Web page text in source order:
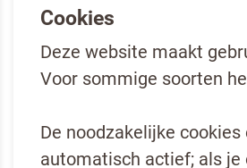
Cookies
Deze website maakt
Voor sommige soorten
De noodzakelijke
automatisch actief; als je